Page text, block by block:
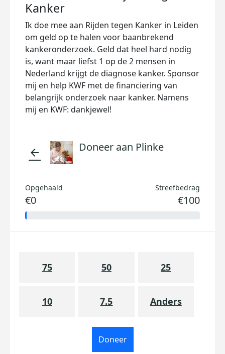
Kanker
Ik doe mee aan Rijden tegen Kanker in Leiden
om geld op te halen voor baanbrekend
kankeronderzoek. Geld dat heel hard nodig
is, want maar liefst 1 op de 2 mensen in
Nederland krijgt de diagnose kanker. Sponsor
mij en help KWF met de financiering van
belangrijk onderzoek naar kanker. Namens
mij en KWF: dankjewel!
arrow_back Doneer aan Plinke
Opgehaald
€0
Streefbedrag
€100
75 50 25
10 7.5 Anders
Doneer